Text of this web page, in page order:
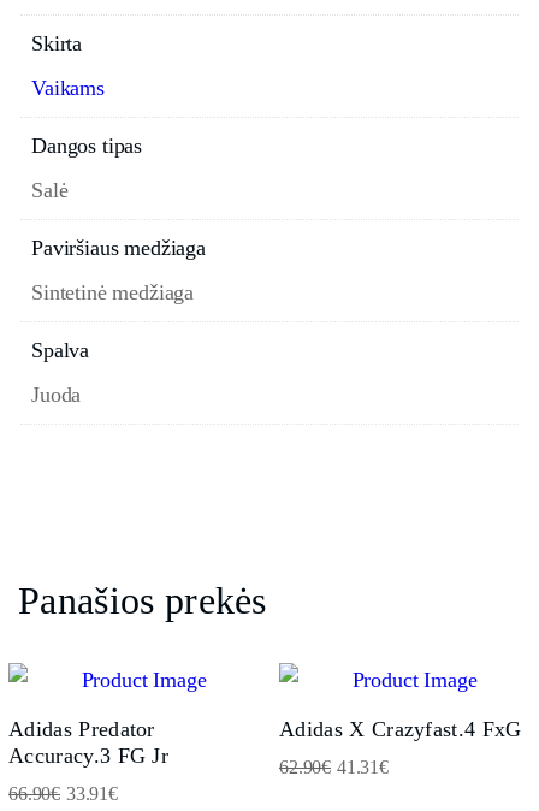
Skirta
Vaikams
Dangos tipas
Salė
Paviršiaus medžiaga
Sintetinė medžiaga
Spalva
Juoda
Panašios prekės
Adidas Predator
Accuracy.3 FG Jr
66.90€ 33.91€
Adidas X Crazyfast.4 FxG
62.90€ 41.31€